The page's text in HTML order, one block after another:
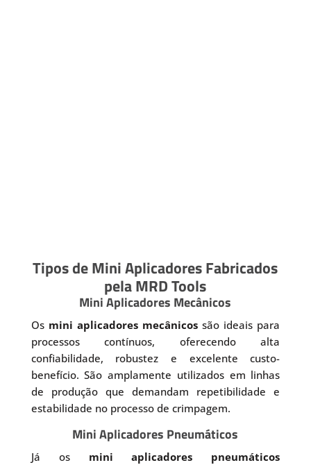
Tipos de Mini Aplicadores Fabricados
pela MRD Tools
Mini Aplicadores Mecânicos
Os mini aplicadores mecânicos são ideais para
processos contínuos, oferecendo alta
confiabilidade, robustez e excelente custo-
benefício. São amplamente utilizados em linhas
de produção que demandam repetibilidade e
estabilidade no processo de crimpagem.
Mini Aplicadores Pneumáticos
Já os mini aplicadores pneumáticos